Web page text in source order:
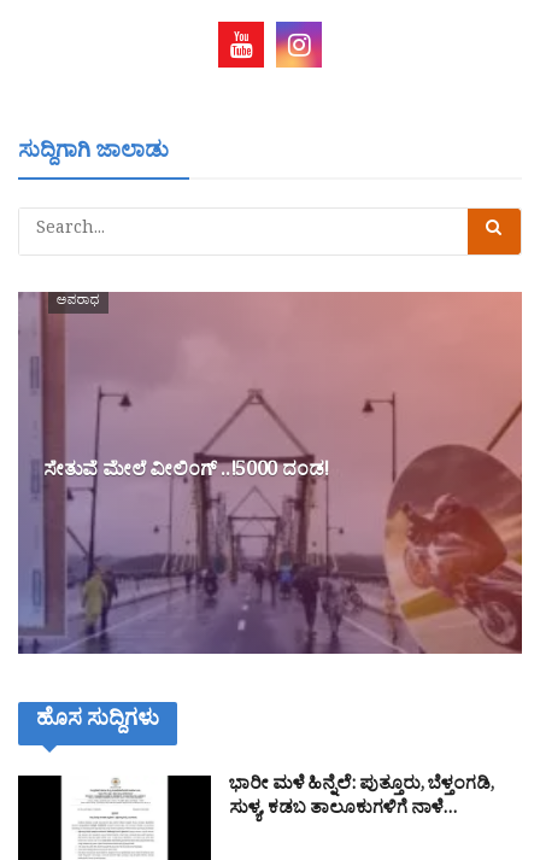
ಸುದ್ದಿಗಾಗಿ ಜಾಲಾಡು
ಅಪರಾಧ
ಸೇತುವೆ ಮೇಲೆ ವೀಲಿಂಗ್ ..!5000 ದಂಡ!
ಹೊಸ ಸುದ್ದಿಗಳು
ಭಾರೀ ಮಳೆ ಹಿನ್ನೆಲೆ: ಪುತ್ತೂರು, ಬೆಳ್ತಂಗಡಿ,
ಸುಳ್ಯ, ಕಡಬ ತಾಲೂಕುಗಳಿಗೆ ನಾಳೆ…